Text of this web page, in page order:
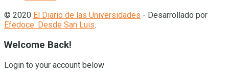
© 2020 El Diario de las Universidades - Desarrollado por
Efedoce. Desde San Luis.
Welcome Back!
Login to your account below